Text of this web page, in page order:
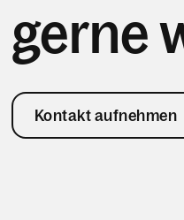
gerne
Kontakt aufnehmen